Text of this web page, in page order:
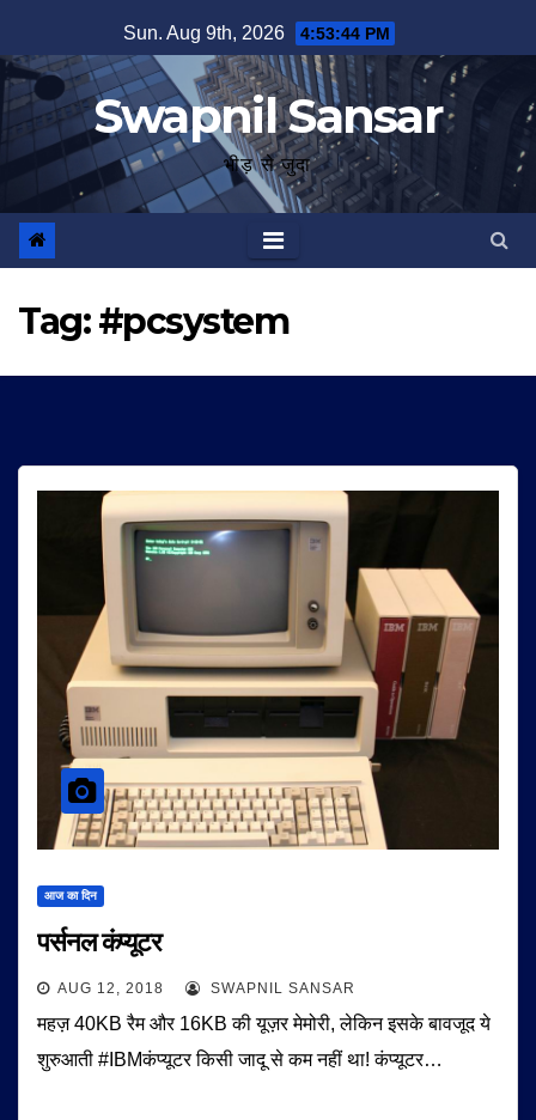
to
content
Sun. Aug 9th, 2026 4:53:44 PM
Swapnil Sansar
भीड़ से जुदा
Tag:#pcsystem
आज का दिन
पर्सनल कंप्यूटर
AUG 12, 2018 SWAPNIL SANSAR
महज़ 40KB रैम और 16KB की यूज़र मेमोरी, लेकिन इसके बावजूद ये
शुरुआती #IBMकंप्यूटर किसी जादू से कम नहीं था! कंप्यूटर…